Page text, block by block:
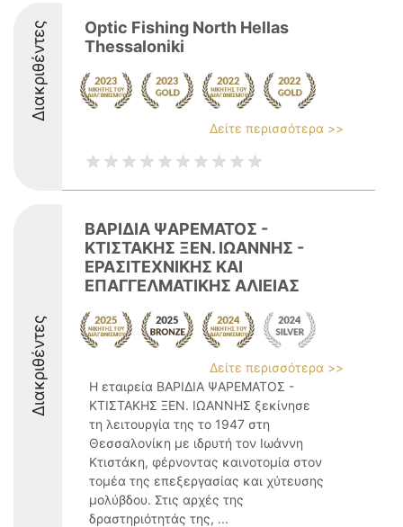
Διακριθέντες
Optic Fishing North Hellas
Thessaloniki
Δείτε περισσότερα >>
Διακριθέντες
ΒΑΡΙΔΙΑ ΨΑΡΕΜΑΤΟΣ -
ΚΤΙΣΤΑΚΗΣ ΞΕΝ. ΙΩΑΝΝΗΣ -
ΕΡΑΣΙΤΕΧΝΙΚΗΣ ΚΑΙ
ΕΠΑΓΓΕΛΜΑΤΙΚΗΣ ΑΛΙΕΙΑΣ
Δείτε περισσότερα >>
Η εταιρεία ΒΑΡΙΔΙΑ ΨΑΡΕΜΑΤΟΣ -
ΚΤΙΣΤΑΚΗΣ ΞΕΝ. ΙΩΑΝΝΗΣ ξεκίνησε
τη λειτουργία της το 1947 στη
Θεσσαλονίκη με ιδρυτή τον Ιωάννη
Κτιστάκη, φέρνοντας καινοτομία στον
τομέα της επεξεργασίας και χύτευσης
μολύβδου. Στις αρχές της
δραστηριότητάς της, ...